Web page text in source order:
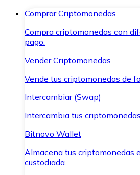
Comprar Criptomonedas
Compra criptomonedas con
pago.
Vender Criptomonedas
Vende tus criptomonedas de
Intercambiar (Swap)
Intercambia tus
Bitnovo Wallet
Almacena tus criptomonedas
custodiada.